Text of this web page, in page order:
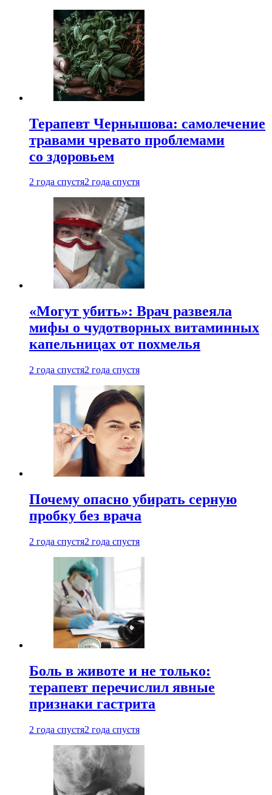
Терапевт Чернышова: самолечение
травами чревато проблемами
со здоровьем
2 года спустя2 года спустя
«Могут убить»: Врач развеяла
мифы о чудотворных витаминных
капельницах от похмелья
2 года спустя2 года спустя
Почему опасно убирать серную
пробку без врача
2 года спустя2 года спустя
Боль в животе и не только:
терапевт перечислил явные
признаки гастрита
2 года спустя2 года спустя